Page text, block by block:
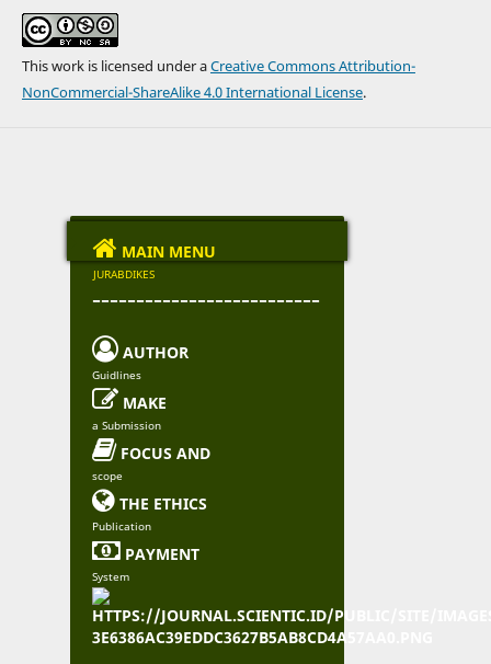
This work is licensed under aCreative Commons Attribution-
NonCommercial-ShareAlike 4.0 International License.
 MAIN MENU
JURABDIKES
--------------------------
 AUTHOR
Guidlines
 MAKE
a Submission
FOCUS AND
scope
 THE ETHICS
Publication
 PAYMENT
System